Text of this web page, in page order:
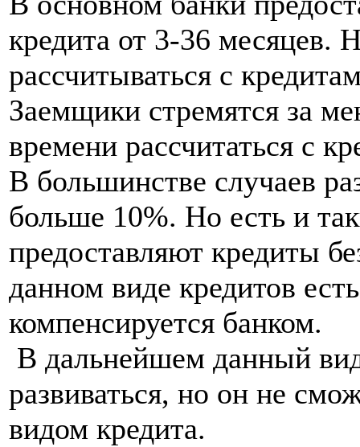
кредита от 3-36 месяцев.
рассчитываться с
Заемщики стремятся за
времени рассчитаться с
В большинстве случаев
больше 10%. Но есть и
предоставляют кредиты
данном виде кредитов
компенсируется банком.
В дальнейшем данный
развиваться, но он не
видом кредита.